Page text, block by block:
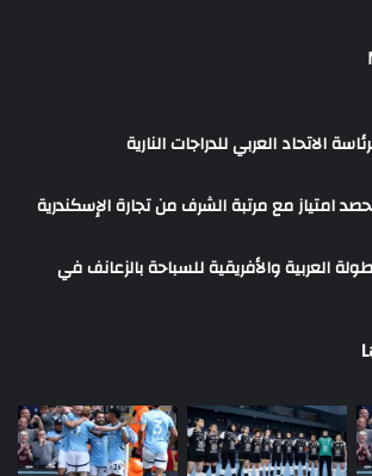
الاتحاد العربي للدراجات النارية
امتياز مع مرتبة الشرف من تجارة الإسكندرية
العربية والأفريقية للسباحة بالزعانف في